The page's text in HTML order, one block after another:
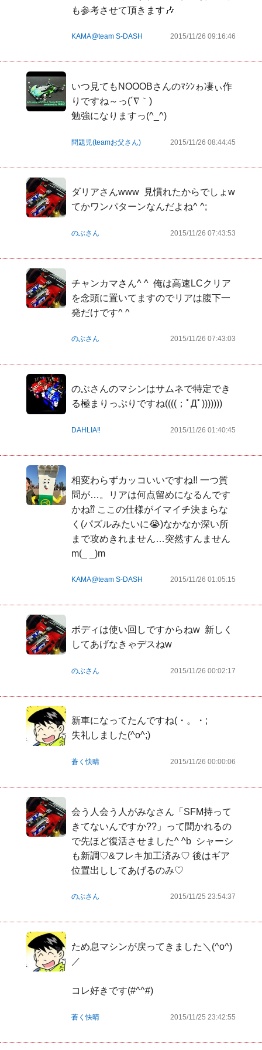
も参考させて頂きます🎶
KAMA@team S-DASH 2015/11/26 09:16:46
いつ見てもNOOOBさんのﾏｼﾝゎ凄ぃ作
りですね～っ(´∇｀)
勉強になりますっ(^_^)
問題児(teamお父さん) 2015/11/26 08:44:45
ダリアさんwww  見慣れたからでしょw
てかワンパターンなんだよね^ ^;
のぶさん 2015/11/26 07:43:53
チャンカマさん^ ^  俺は高速LCクリア
を念頭に置いてますのでリアは腹下一
発だけです^ ^
のぶさん 2015/11/26 07:43:03
のぶさんのマシンはサムネで特定でき
る極まりっぷりですね((((；ﾟДﾟ)))))))
DAHLIA‼️ 2015/11/26 01:40:45
相変わらずカッコいいですね‼︎ 一つ質
問が…。リアは何点留めになるんです
かね⁇ ここの仕様がイマイチ決まらな
く(パズルみたいに😭)なかなか深い所
まで攻めきれません…突然すんません
m(_ _)m
KAMA@team S-DASH 2015/11/26 01:05:15
ボディは使い回しですからねw  新しく
してあげなきゃデスねw
のぶさん 2015/11/26 00:02:17
新車になってたんですね(・。・;
失礼しました(^o^;)
蒼く快晴 2015/11/26 00:00:06
会う人会う人がみなさん「SFM持って
きてないんですか??」って聞かれるの
で先ほど復活させました^ ^b  シャーシ
も新調♡&フレキ加工済み♡ 後はギア
位置出ししてあげるのみ♡
のぶさん 2015/11/25 23:54:37
ため息マシンが戻ってきました＼(^o^)
／
コレ好きです(#^^#)
蒼く快晴 2015/11/25 23:42:55